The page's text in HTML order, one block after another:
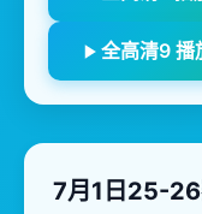
全高清9 播
7月1日25-26